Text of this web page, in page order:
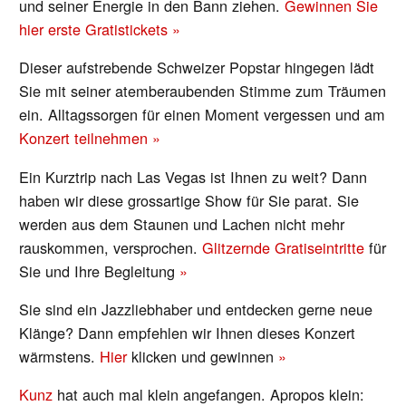
und seiner Energie in den Bann ziehen.Gewinnen Sie
hier erste Gratistickets »
Dieser aufstrebende Schweizer Popstar hingegen lädt
Sie mit seiner atemberaubenden Stimme zum Träumen
ein. Alltagssorgen für einen Moment vergessen und am
Konzert teilnehmen »
Ein Kurztrip nach Las Vegas ist Ihnen zu weit? Dann
haben wir diese grossartige Show für Sie parat. Sie
werden aus dem Staunen und Lachen nicht mehr
rauskommen, versprochen.Glitzernde Gratiseintritte für
Sie und Ihre Begleitung »
Sie sind ein Jazzliebhaber und entdecken gerne neue
Klänge? Dann empfehlen wir Ihnen dieses Konzert
wärmstens. Hier klicken und gewinnen »
Kunz hat auch mal klein angefangen. Apropos klein: